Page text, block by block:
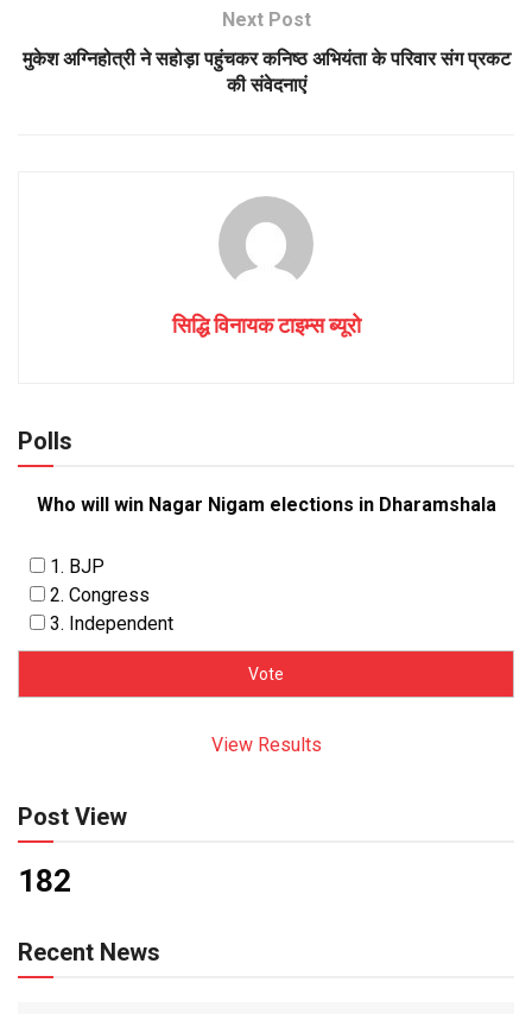
Next Post
मुकेश अग्निहोत्री ने सहोड़ा पहुंचकर कनिष्ठ अभियंता के परिवार संग प्रकट
की संवेदनाएं
सिद्धि विनायक टाइम्स ब्यूरो
Polls
Who will win Nagar Nigam elections in Dharamshala
1. BJP
2. Congress
3. Independent
View Results
Post View
182
Recent News